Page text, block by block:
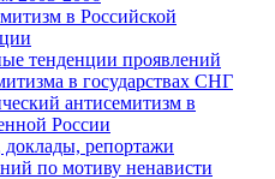
в Российской
тенденции проявлений
в государствах СНГ
антисемитизм в
России
доклады, репортажи
по мотиву ненависти